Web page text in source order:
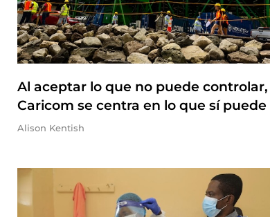
Al aceptar lo que no puede controlar,
Caricom se centra en lo que sí puede
Alison Kentish